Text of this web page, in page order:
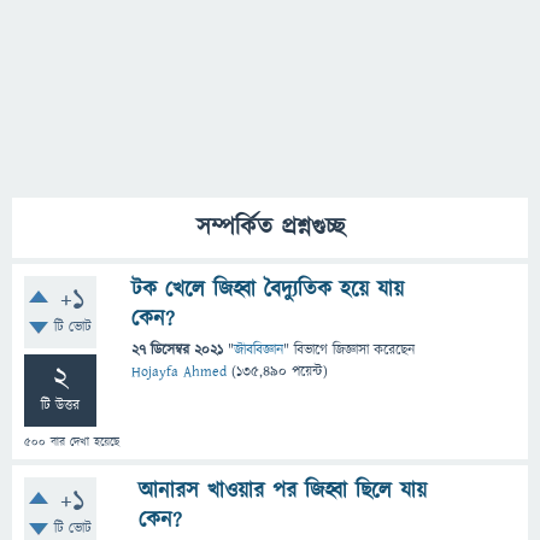
সম্পর্কিত প্রশ্নগুচ্ছ
+1
টি ভোট
2
টি উত্তর
500 বার দেখা হয়েছে
টক খেলে জিহ্বা বৈদ্যুতিক হয়ে যায়
কেন?
27 ডিসেম্বর 2021 "জীববিজ্ঞান" বিভাগে জিজ্ঞাসাকরেছেন
Hojayfa Ahmed (135,490 পয়েন্ট)
+1
টি ভোট
আনারস খাওয়ার পর জিহ্বা ছিলে যায়
কেন?